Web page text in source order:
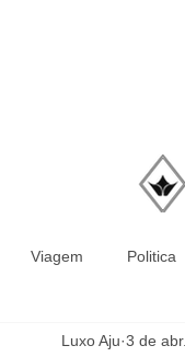
Viagem Politica
Luxo Aju 3 de